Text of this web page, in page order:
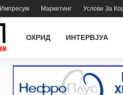
Импресум Маркетинг Услови За
ОХРИД ИНТЕРВЈУА